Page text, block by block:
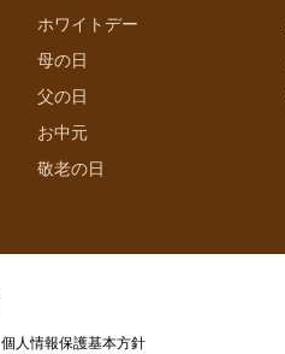
ホワイトデー
母の日
父の日
お中元
敬老の日
個人情報保護基本方針